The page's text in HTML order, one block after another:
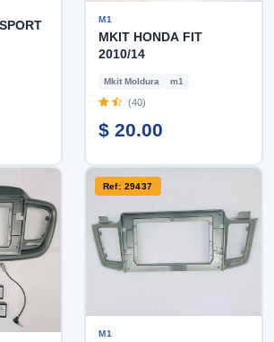
M1
MKIT HONDA FIT
2010/14
Mkit Moldura m1
(40)
$ 20.00
Ref: 29437
M1